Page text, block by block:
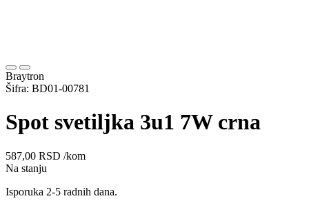
Braytron
Šifra: BD01-00781
Spot svetiljka 3u1 7W crna
587,00 RSD /kom
Na stanju
Isporuka 2-5 radnih dana.